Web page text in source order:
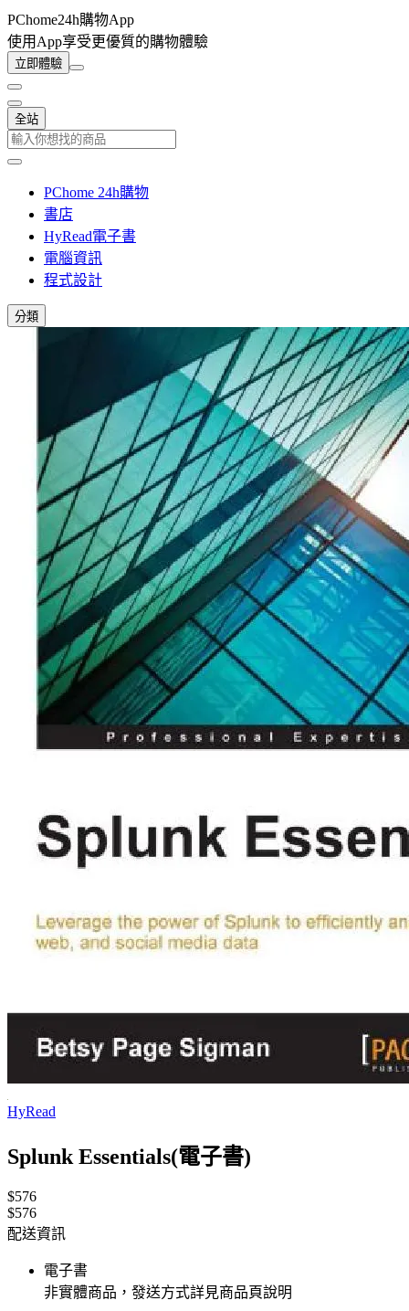
PChome24h購物App
使用App享受更優質的購物體驗
立即體驗
全站
PChome 24h購物
書店
HyRead電子書
電腦資訊
程式設計
分類
HyRead
Splunk Essentials(電子書)
$576
$576
配送資訊
電子書
非實體商品，發送方式詳見商品頁說明